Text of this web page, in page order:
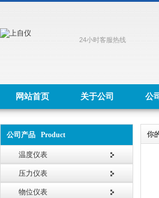
24小时客服热线
网站首页 关于公司 公
公司产品 Product
温度仪表
压力仪表
物位仪表
你